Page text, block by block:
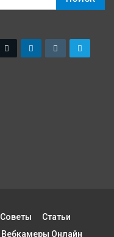
Советы
Статьи
Вебкамеры Онлайн